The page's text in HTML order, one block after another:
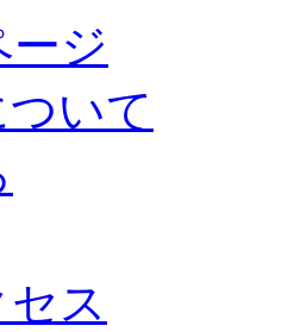
ージ
いて
ス